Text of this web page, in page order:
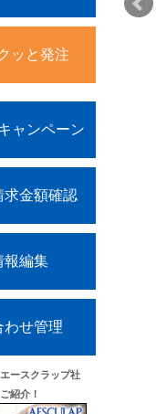
ッと発注
ャンペーン
求金額確認
報編集
わせ管理
ースクラップ社
紹介！